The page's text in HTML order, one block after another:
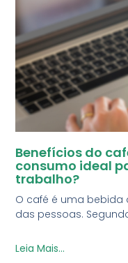
Benefícios do
consumo ideal
trabalho?
O café é uma
das pessoas.
Leia Mais...